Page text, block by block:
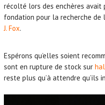
récolté lors des enchères avait
fondation pour la recherche de
J. Fox.
Espérons qu’elles soient
sont en rupture de stock sur
reste plus qu’à attendre qu’ils